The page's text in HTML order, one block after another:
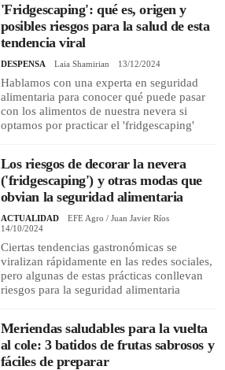
'Fridgescaping': qué es, origen y
posibles riesgos para la salud de esta
tendencia viral
DESPENSA Laia Shamirian 13/12/2024
Hablamos con una experta en seguridad
alimentaria para conocer qué puede pasar
con los alimentos de nuestra nevera si
optamos por practicar el 'fridgescaping'
Los riesgos de decorar la nevera
('fridgescaping') y otras modas que
obvian la seguridad alimentaria
ACTUALIDAD
EFE Agro / Juan Javier Ríos
14/10/2024
Ciertas tendencias gastronómicas se
viralizan rápidamente en las redes sociales,
pero algunas de estas prácticas conllevan
riesgos para la seguridad alimentaria
Meriendas saludables para la vuelta
al cole: 3 batidos de frutas sabrosos y
fáciles de preparar